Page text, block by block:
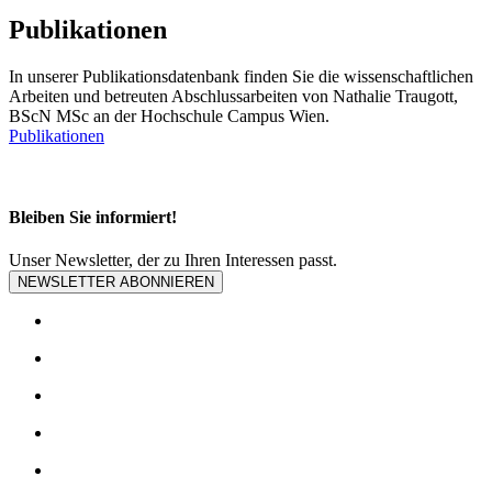
Publikationen
In unserer Publikationsdatenbank finden Sie die wissenschaftlichen
Arbeiten und betreuten Abschlussarbeiten von Nathalie Traugott,
BScN MSc an der Hochschule Campus Wien.
Publikationen
Bleiben Sie informiert!
Unser Newsletter, der zu Ihren Interessen passt.
NEWSLETTER ABONNIEREN